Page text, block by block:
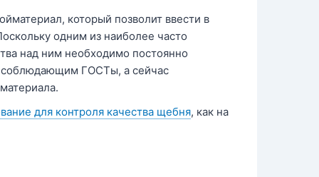
который позволит ввести в
одним из наиболее часто
над ним необходимо постоянно
ГОСТы, а сейчас
для контроля качества щебня, как на